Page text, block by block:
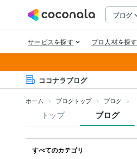
ココナラブログ
ホーム ブログトップ ブログ
トップ ブログ
すべてのカテゴリ